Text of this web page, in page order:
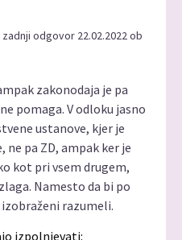
zadnji odgovor 22.02.2022 ob
zakonodaja je pa
pomaga. V odloku jasno
ustanove, kjer je
pa ZD, ampak ker je
kot pri vsem drugem,
Namesto da bi po
razumeli.
izpolnjevati: